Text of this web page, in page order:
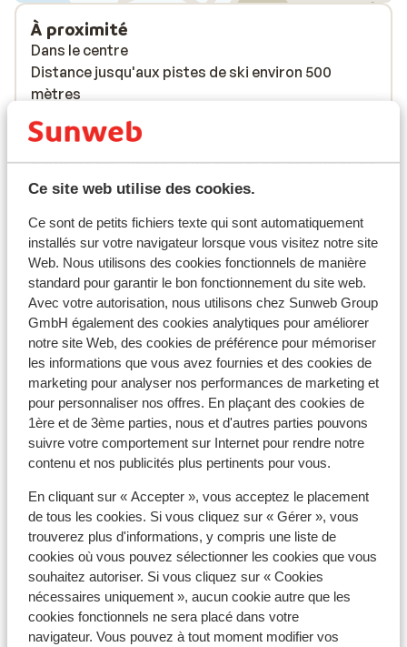
Ce site web utilise des cookies.
Ce sont de petits fichiers texte qui sont automatiquement
installés sur votre navigateur lorsque vous visitez notre site
Web. Nous utilisons des cookies fonctionnels de manière
standard pour garantir le bon fonctionnement du site web.
Avec votre autorisation, nous utilisons chez Sunweb Group
GmbH également des cookies analytiques pour améliorer
notre site Web, des cookies de préférence pour mémoriser
les informations que vous avez fournies et des cookies de
marketing pour analyser nos performances de marketing et
pour personnaliser nos offres. En plaçant des cookies de
1ère et de 3ème parties, nous et d'autres parties pouvons
suivre votre comportement sur Internet pour rendre notre
contenu et nos publicités plus pertinents pour vous.
En cliquant sur « Accepter », vous acceptez le placement
de tous les cookies. Si vous cliquez sur « Gérer », vous
trouverez plus d'informations, y compris une liste de
cookies où vous pouvez sélectionner les cookies que vous
souhaitez autoriser. Si vous cliquez sur « Cookies
nécessaires uniquement », aucun cookie autre que les
cookies fonctionnels ne sera placé dans votre
navigateur. Vous pouvez à tout moment modifier vos
À proximité
Dans le centre
Distance jusqu'aux pistes de ski environ 500
mètres
Distance jusqu'aux remontées mécaniques
environ 500 mètres
Distance aux magasins les plus proches environ 20
mètres
mètres
Forfait, cours et matériel de ski
Forfait remontées mécaniques
Matériel de ski
Autres hébergements - Alpe d'Huez
Grand Domaine Ski
Résidence Daria-I Nor
Hotel Au Chamois d'Or
Hôtel Daria-I Nor